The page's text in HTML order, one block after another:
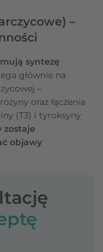
–
syntezę
głównie na
–
oraz łączenia
(T3) i tyroksyny
zostaje
objawy